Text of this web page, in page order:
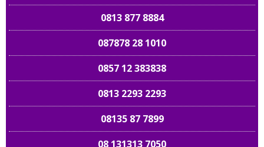
0813 877 8884
087878 28 1010
0857 12 383838
0813 2293 2293
08135 87 7899
08 131313 7050